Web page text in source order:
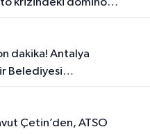
krizindeki domino
önüne serdi
Belediyesi
2 şüpheli serbest